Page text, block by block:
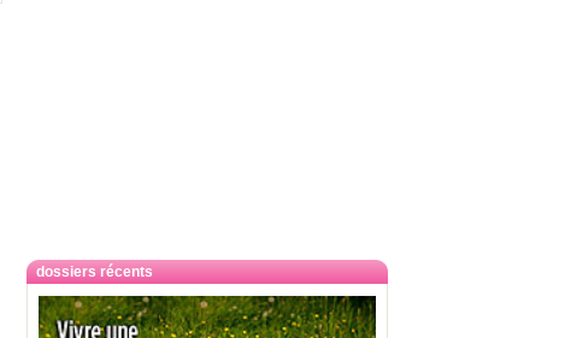
dossiers récents